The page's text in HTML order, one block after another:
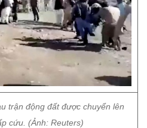
trận động đất được chuyển lên
cứu. (Ảnh: Reuters)